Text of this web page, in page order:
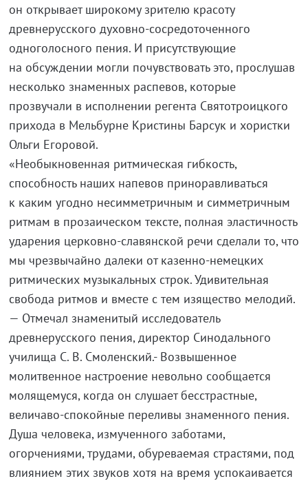
он открывает широкому зрителю красоту
древнерусского духовно-сосредоточенного
одноголосного пения. И присутствующие
на обсуждении могли почувствовать это, прослушав
несколько знаменных распевов, которые
прозвучали в исполнении регента Святотроицкого
прихода в Мельбурне Кристины Барсук и хористки
Ольги Егоровой.
«Необыкновенная ритмическая гибкость,
способность наших напевов приноравливаться
к каким угодно несимметричным и симметричным
ритмам в прозаическом тексте, полная эластичность
ударения церковно-славянской речи сделали то, что
мы чрезвычайно далеки отказенно-немецких
ритмических музыкальных строк. Удивительная
свобода ритмов и вместе с тем изящество мелодий.
— Отмечал знаменитый исследователь
древнерусского пения, директор Синодального
училища С. В. Смоленский.- Возвышенное
молитвенное настроение невольно сообщается
молящемуся, когда он слушает бесстрастные,
величаво-спокойныепереливы знаменного пения.
Душа человека, измученного заботами,
огорчениями, трудами, обуреваемая страстями, под
влиянием этих звуков хотя на время успокаивается